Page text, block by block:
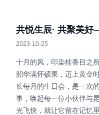
共悦生辰· 共聚美好
2023-10-25
十月的风，印染桂香目之
韶华满怀硕果，迈上黄金
长每月的生日会，是一次
事，唤起每一位小伙伴与
光飞快，就让它留在记忆